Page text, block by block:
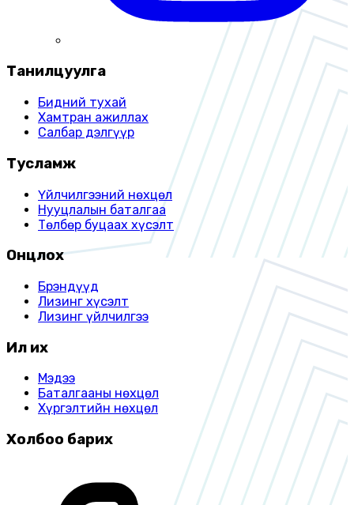
Танилцуулга
Бидний тухай
Хамтран ажиллах
Салбар дэлгүүр
Тусламж
Үйлчилгээний нөхцөл
Нууцлалын баталгаа
Төлбөр буцаах хүсэлт
Онцлох
Брэндүүд
Лизинг хүсэлт
Лизинг үйлчилгээ
Илүү их
Мэдээ
Баталгааны нөхцөл
Хүргэлтийн нөхцөл
Холбоо барих